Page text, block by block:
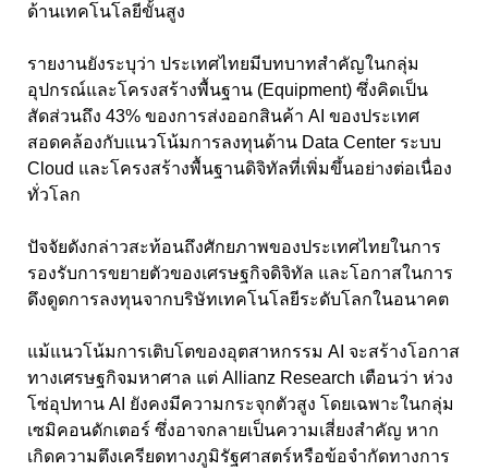
ด้านเทคโนโลยีขั้นสูง
รายงานยังระบุว่า ประเทศไทยมีบทบาทสำคัญในกลุ่ม
อุปกรณ์และโครงสร้างพื้นฐาน (Equipment) ซึ่งคิดเป็น
สัดส่วนถึง 43% ของการส่งออกสินค้า AI ของประเทศ
สอดคล้องกับแนวโน้มการลงทุนด้าน Data Center ระบบ
Cloud และโครงสร้างพื้นฐานดิจิทัลที่เพิ่มขึ้นอย่างต่อเนื่อง
ทั่วโลก
ปัจจัยดังกล่าวสะท้อนถึงศักยภาพของประเทศไทยในการ
รองรับการขยายตัวของเศรษฐกิจดิจิทัล และโอกาสในการ
ดึงดูดการลงทุนจากบริษัทเทคโนโลยีระดับโลกในอนาคต
แม้แนวโน้มการเติบโตของอุตสาหกรรม AI จะสร้างโอกาส
ทางเศรษฐกิจมหาศาล แต่ Allianz Research เตือนว่า ห่วง
โซ่อุปทาน AI ยังคงมีความกระจุกตัวสูง โดยเฉพาะในกลุ่ม
เซมิคอนดักเตอร์ ซึ่งอาจกลายเป็นความเสี่ยงสำคัญ หาก
เกิดความตึงเครียดทางภูมิรัฐศาสตร์หรือข้อจำกัดทางการ